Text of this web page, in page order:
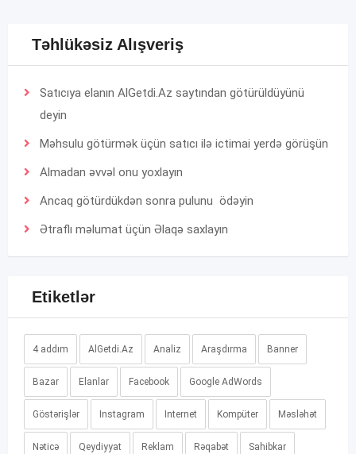
Təhlükəsiz Alışveriş
Satıcıya elanın AlGetdi.Az saytından götürüldüyünü
deyin
Məhsulu götürmək üçün satıcı ilə ictimai yerdə görüşün
Almadan əvvəl onu yoxlayın
Ancaq götürdükdən sonra pulunu ödəyin
Ətraflı məlumat üçün Əlaqə saxlayın
Etiketlər
4 addım AlGetdi.Az Analiz Araşdırma Banner
Bazar Elanlar Facebook Google AdWords
Göstərişlər Instagram Internet Kompüter Məsləhət
Nəticə Qeydiyyat Reklam Rəqabət Sahibkar